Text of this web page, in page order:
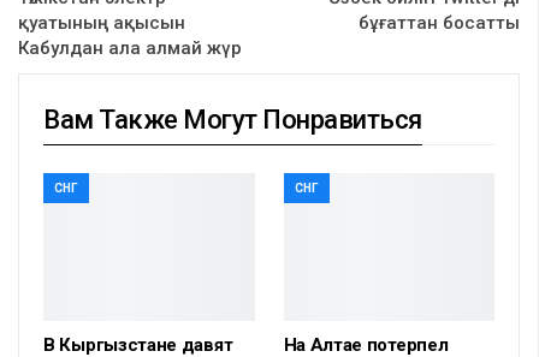
қуатының ақысын
Кабулдан ала алмай жүр
бұғаттан босатты
Вам Также Могут Понравиться
СНГ
В Кыргызстане давят
СНГ
На Алтае потерпел